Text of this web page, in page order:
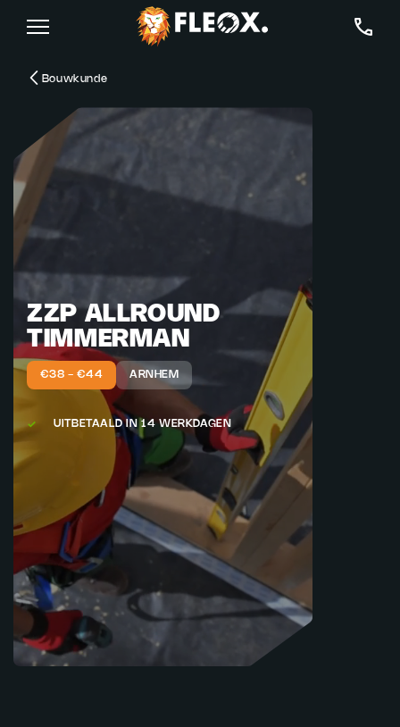
Bouwkunde
ZZP ALLROUND
TIMMERMAN
€38 - €44 ARNHEM
UITBETAALD IN 14 WERKDAGEN